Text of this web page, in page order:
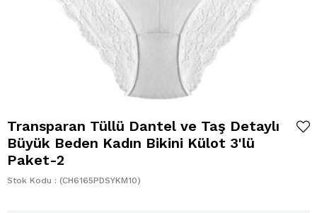
Transparan Tüllü Dantel ve Taş Detaylı
Büyük Beden Kadın Bikini Külot 3'lü
Paket-2
Stok Kodu (CH6165PDSYKM10)